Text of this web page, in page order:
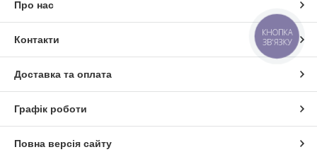
Про нас
Контакти
Доставка та оплата
Графік роботи
Повна версія сайту
КНОПКА
ЗВ'ЯЗКУ